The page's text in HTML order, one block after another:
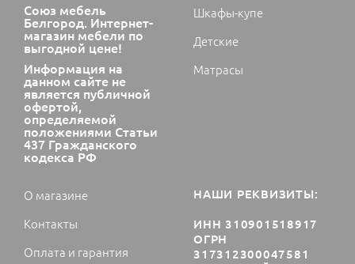
Союз мебель
Белгород. Интернет-
магазин мебели по
выгодной цене!
Информация на
данном сайте не
является публичной
офертой,
определяемой
положениями Статьи
437 Гражданского
кодекса РФ
Шкафы-купе
Детские
Матрасы
О магазине
Контакты
Оплата и гарантия
НАШИ РЕКВИЗИТЫ:
ИНН 310901518917
ОГРН
317312300047581